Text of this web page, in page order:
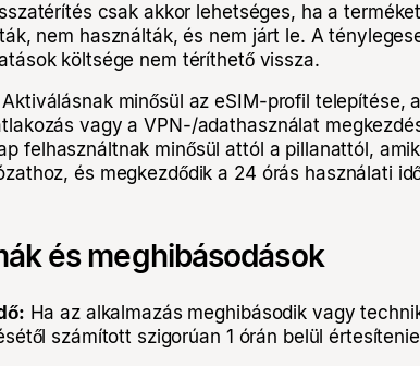
csak akkor lehetséges, ha a
nem használták, és nem járt le. A
költsége nem téríthető vissza.
Aktiválásnak minősül az eSIM-profil telepítése, a
vagy a VPN-/adathasználat
felhasználtnak minősül attól a pillanattól,
és megkezdődik a 24 órás használati
és meghibásodások
Ha az alkalmazás meghibásodik vagy
számított szigorúan 1 órán belül